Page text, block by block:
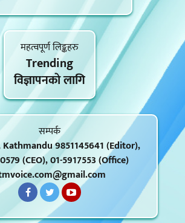
महत्वपूर्ण लिङ्कहरु
Trending
विज्ञापनकाे लागि
सम्पर्क
9851145641 (Editor),
(CEO), 01-5917553 (Office)